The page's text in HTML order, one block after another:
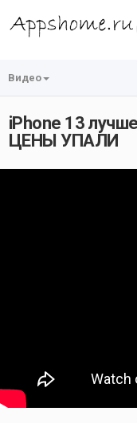
Видео
iPhone 13
ЦЕНЫ УПАЛИ